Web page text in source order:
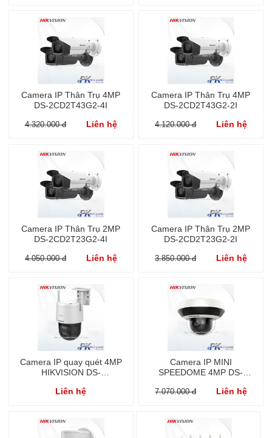
Camera IP Thân Trụ 4MP
DS-2CD2T43G2-4I
4.320.000 đ Liên hệ
Camera IP Thân Trụ 4MP
DS-2CD2T43G2-2I
4.120.000 đ Liên hệ
Camera IP Thân Trụ 2MP
DS-2CD2T23G2-4I
4.050.000 đ Liên hệ
Camera IP Thân Trụ 2MP
DS-2CD2T23G2-2I
3.850.000 đ Liên hệ
Camera IP quay quét 4MP
HIKVISION DS-
Liên hệ
Camera IP MINI
SPEEDOME 4MP DS-
7.070.000 đ Liên hệ